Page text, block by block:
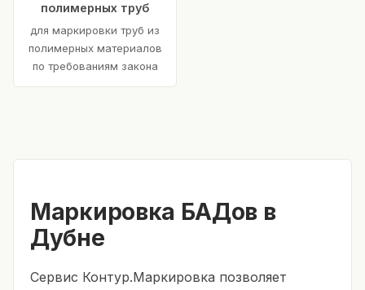
полимерных труб
для маркировки труб из
полимерных материалов
по требованиям закона
Маркировка БАДов в
Дубне
Сервис Контур.Маркировка позволяет